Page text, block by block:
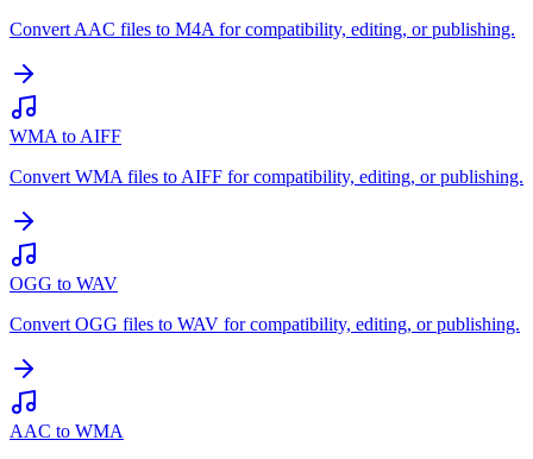
Convert AAC files to M4A for compatibility, editing, or publishing.
WMA to AIFF
Convert WMA files to AIFF for compatibility, editing, or publishing.
OGG to WAV
Convert OGG files to WAV for compatibility, editing, or publishing.
AAC to WMA